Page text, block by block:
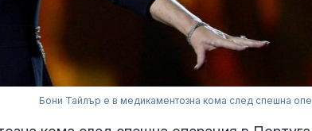
Бони Тайлър е в медикаментозна кома след спешна